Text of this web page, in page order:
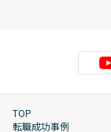
TOP
転職成功事例